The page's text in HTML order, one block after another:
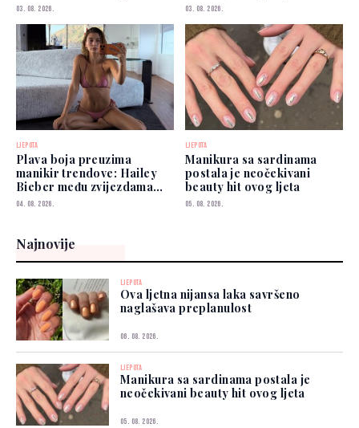
03. 08. 2026. 03. 08. 2026.
LJEPOTA
Plava boja preuzima
manikir trendove: Hailey
Bieber među zvijezdama
koje je već nose
04. 08. 2026.
LJEPOTA
Manikura sa sardinama
postala je neočekivani
beauty hit ovog ljeta
05. 08. 2026.
Najnovije
LJEPOTA
Ova ljetna nijansa laka savršeno
naglašava preplanulost
06. 08. 2026.
LJEPOTA
Manikura sa sardinama postala je
neočekivani beauty hit ovog ljeta
05. 08. 2026.